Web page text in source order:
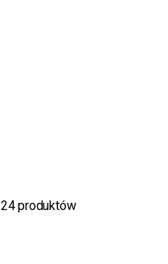
24produktów